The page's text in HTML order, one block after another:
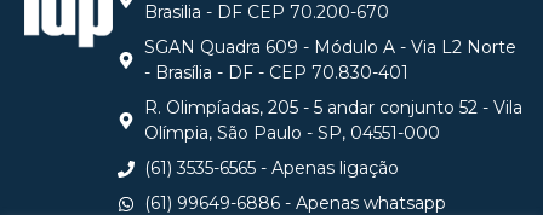
Brasilia - DF CEP 70.200-670
SGAN Quadra 609 - Módulo A - Via L2 Norte
- Brasília - DF - CEP 70.830-401
R. Olimpíadas, 205 - 5 andar conjunto 52 - Vila
Olímpia, São Paulo - SP, 04551-000
(61) 3535-6565 - Apenas ligação
(61) 99649-6886 - Apenas whatsapp